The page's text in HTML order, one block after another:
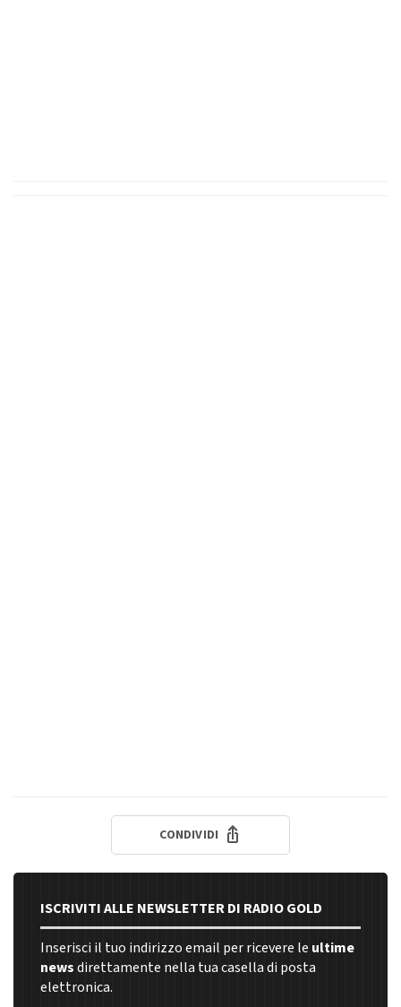
CONDIVIDI
ISCRIVITI ALLE NEWSLETTER DI RADIO GOLD
Inserisci il tuo indirizzo email per ricevere le ultime
newsdirettamente nella tua casella di posta
elettronica.